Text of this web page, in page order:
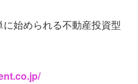
始められる不動産投資型